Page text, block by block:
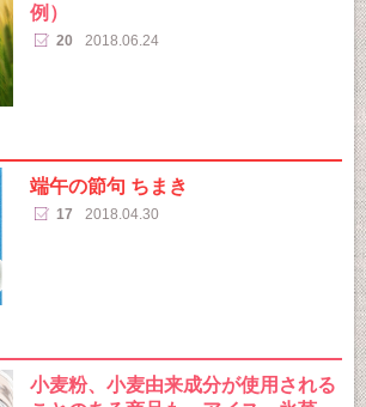
例）
20 2018.06.24
端午の節句 ちまき
17 2018.04.30
小麦粉、小麦由来成分が使用される